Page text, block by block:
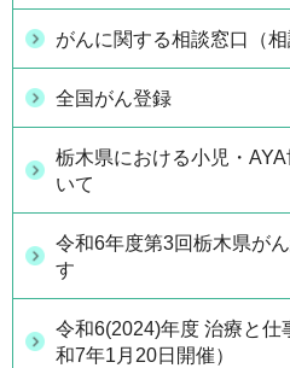
がんに関する相談窓口（相
全国がん登録
栃木県における小児・
いて
令和6年度第3回栃木県が
す
令和6(2024)年度 治療と仕
和7年1月20日開催）